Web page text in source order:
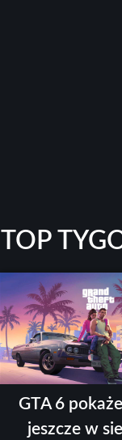
TOP
GTA 6
jeszcze w